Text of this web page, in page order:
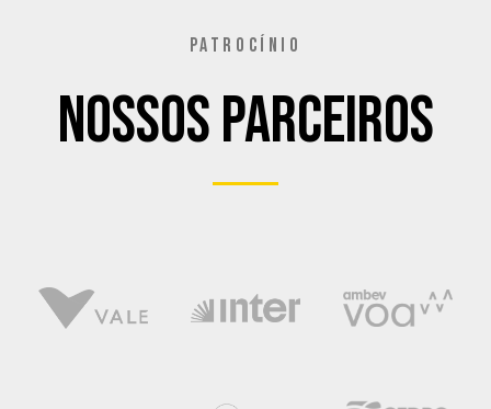
PATROCÍNIO
Nossos Parceiros